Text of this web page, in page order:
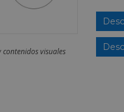
visuales